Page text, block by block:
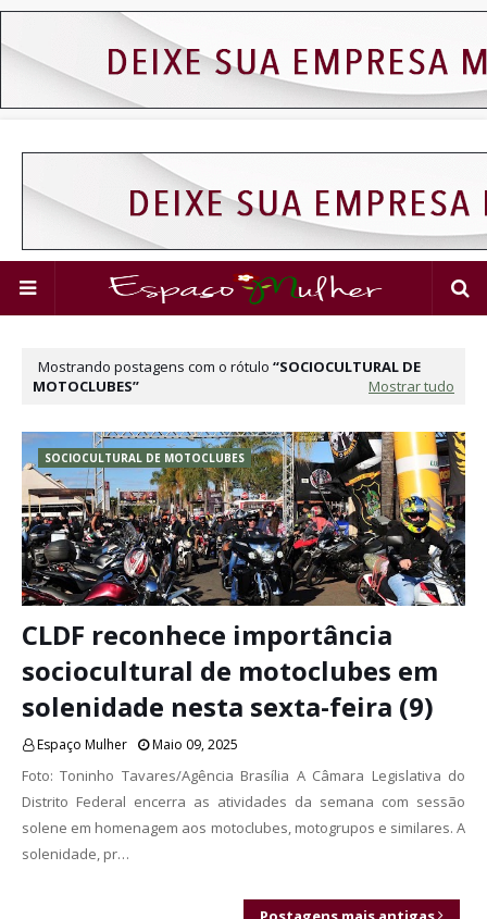
Mostrando postagens com o rótulo
SOCIOCULTURAL DE
MOTOCLUBES
Mostrar tudo
SOCIOCULTURAL DE MOTOCLUBES
CLDF reconhece importância
sociocultural de motoclubes em
solenidade nesta sexta-feira (9)
Espaço Mulher Maio 09, 2025
Foto: Toninho Tavares/Agência Brasília A Câmara Legislativa do
Distrito Federal encerra as atividades da semana com sessão
solene em homenagem aos motoclubes, motogrupos e similares. A
solenidade, pr…